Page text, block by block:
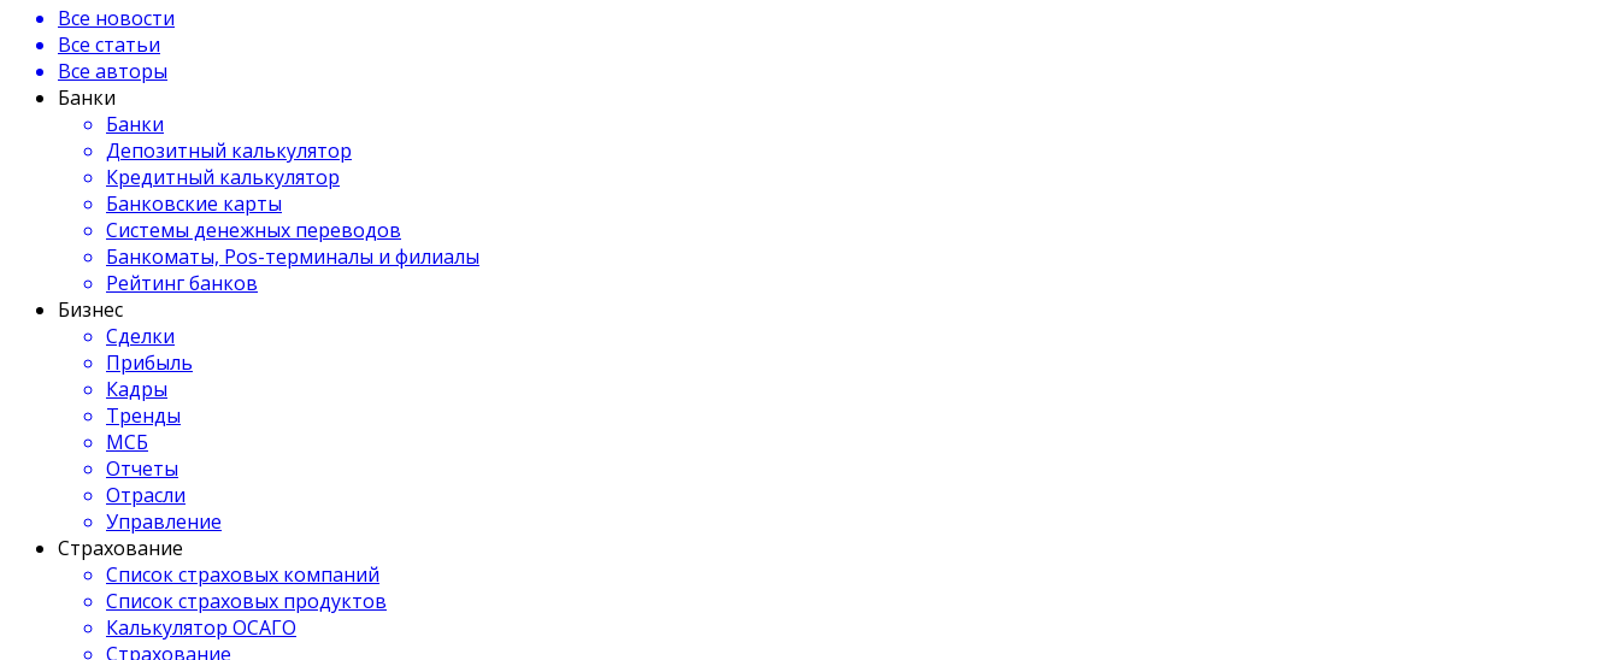
Все новости
Все статьи
Все авторы
Банки
Банки
Депозитный калькулятор
Кредитный калькулятор
Банковские карты
Системы денежных переводов
Банкоматы, Pos-терминалы и филиалы
Рейтинг банков
Бизнес
Сделки
Прибыль
Кадры
Тренды
МСБ
Отчеты
Отрасли
Управление
Страхование
Список страховых компаний
Список страховых продуктов
Калькулятор ОСАГО
Страхование